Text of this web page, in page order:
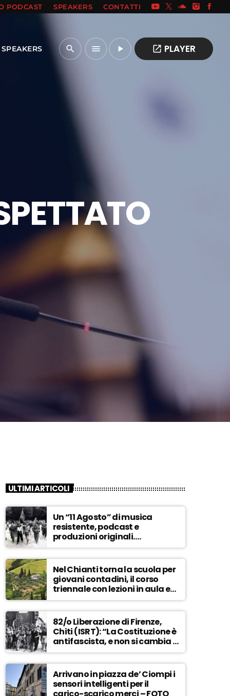
PODCAST SPEAKERS CONTATTI
SPEAKERS search menu play_arrow open_in_new PLAYER
ULTIMI ARTICOLI
Un “11 Agosto” di musica
resistente, podcast e
produzioni originali.
Novaradio festeggia in onda
la Liberazione di Firenze
Nel Chianti torna la scuola per
giovani contadini, il corso
triennale con lezioni in aula e
tra i campi – ASCOLTA
82/o Liberazione di Firenze,
Chiti (ISRT): “La Costituzione è
antifascista, e non si cambia a
maggioranza” – ASCOLTA
Arrivano in piazza de’ Ciompi i
sensori intelligenti per il